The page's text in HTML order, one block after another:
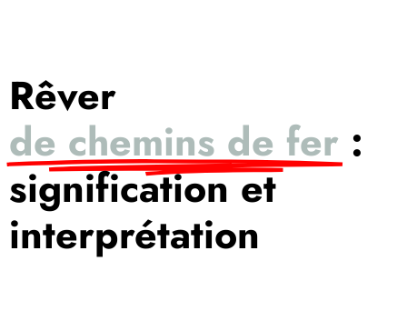
Rêver
de chemins de fer :
signification et
interprétation